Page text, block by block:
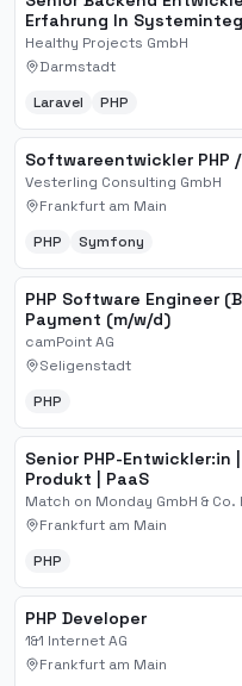
Erfahrung In
Idealerweise Laravel
Healthy Projects GmbH
Darmstadt
Laravel PHP
Softwareentwickler PHP
Vesterling Consulting GmbH
Frankfurt am Main
PHP
Symfony
PHP Software Engineer
Payment (m/w/d)
camPoint AG
Seligenstadt
PHP
Senior PHP-Entwickler:in
Produkt | PaaS
Match on Monday GmbH & Co.
Frankfurt am Main
PHP
PHP Developer
1&1 Internet AG
Frankfurt am Main